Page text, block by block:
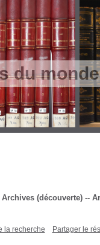
du
(découverte) --
la recherche Partager le